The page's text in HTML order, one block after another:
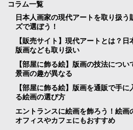
コラム一覧
日本人画家の現代アートを取り扱
ズで選ぼう！
【販売サイト】現代アートとは？日
版画なども取り扱い
【部屋に飾る絵】版画の技法につ
景画の趣が異なる
【部屋に飾る絵】版画を通販で手
る絵画の選び方
エントランスに絵画を飾ろう！絵画
オフィスやカフェにもおすすめ